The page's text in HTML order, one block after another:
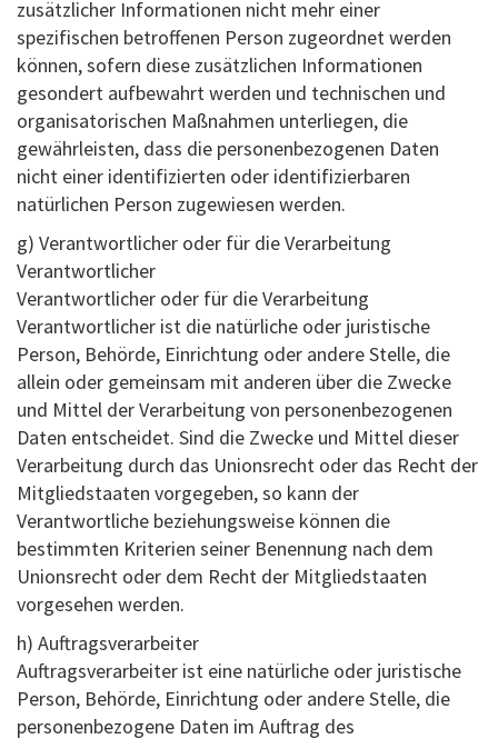
zusätzlicher Informationen nicht mehr einer
spezifischen betroffenen Person zugeordnet werden
können, sofern diese zusätzlichen Informationen
gesondert aufbewahrt werden und technischen und
organisatorischen Maßnahmen unterliegen, die
gewährleisten, dass die personenbezogenen Daten
nicht einer identifizierten oder identifizierbaren
natürlichen Person zugewiesen werden.
g) Verantwortlicher oder für die Verarbeitung
Verantwortlicher
Verantwortlicher oder für die Verarbeitung
Verantwortlicher ist die natürliche oder juristische
Person, Behörde, Einrichtung oder andere Stelle, die
allein oder gemeinsam mit anderen über die Zwecke
und Mittel der Verarbeitung von personenbezogenen
Daten entscheidet. Sind die Zwecke und Mittel dieser
Verarbeitung durch das Unionsrecht oder das Recht der
Mitgliedstaaten vorgegeben, so kann der
Verantwortliche beziehungsweise können die
bestimmten Kriterien seiner Benennung nach dem
Unionsrecht oder dem Recht der Mitgliedstaaten
vorgesehen werden.
h) Auftragsverarbeiter
Auftragsverarbeiter ist eine natürliche oder juristische
Person, Behörde, Einrichtung oder andere Stelle, die
personenbezogene Daten im Auftrag des